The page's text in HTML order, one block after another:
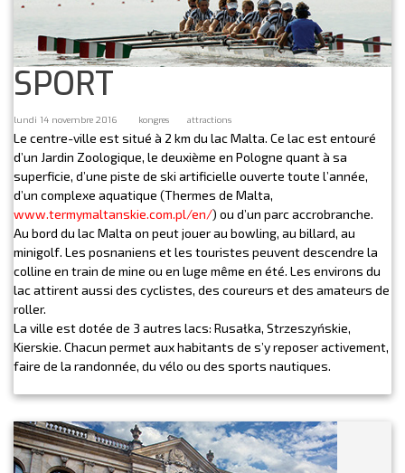
SPORT
lundi 14 novembre 2016 kongres attractions
Le centre-ville est situé à 2 km du lac Malta. Ce lac est entouré
d’un Jardin Zoologique, le deuxième en Pologne quant à sa
superficie, d’une piste de ski artificielle ouverte toute l’année,
d’un complexe aquatique (Thermes de Malta,
www.termymaltanskie.com.pl/en/) ou d’un parc accrobranche.
Au bord du lac Malta on peut jouer au bowling, au billard, au
minigolf. Les posnaniens et les touristes peuvent descendre la
colline en train de mine ou en luge même en été. Les environs du
lac attirent aussi des cyclistes, des coureurs et des amateurs de
roller.
La ville est dotée de 3 autres lacs: Rusałka, Strzeszyńskie,
Kierskie. Chacun permet aux habitants de s’y reposer activement,
faire de la randonnée, du vélo ou des sports nautiques.